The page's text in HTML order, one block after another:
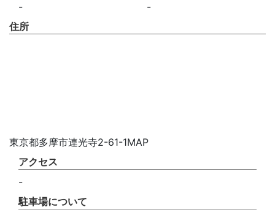
-
-
住所
東京都多摩市連光寺2-61-1MAP
アクセス
-
駐車場について